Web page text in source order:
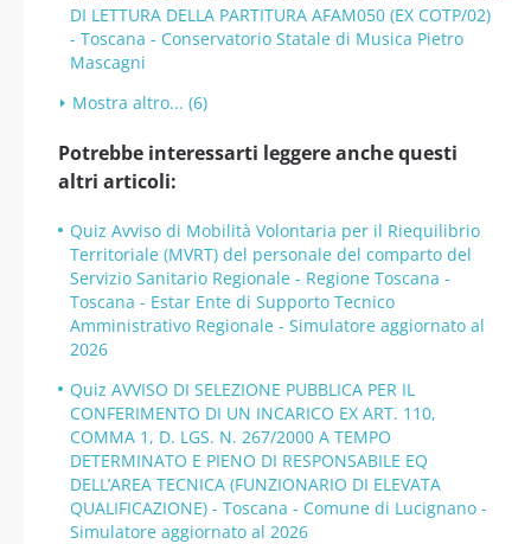
DI LETTURA DELLA PARTITURA AFAM050 (EX COTP/02)
- Toscana - Conservatorio Statale di Musica Pietro
Mascagni
Mostra altro... (6)
Potrebbe interessarti leggere anche questi
altri articoli:
Quiz Avviso di Mobilità Volontaria per il Riequilibrio
Territoriale (MVRT) del personale del comparto del
Servizio Sanitario Regionale - Regione Toscana -
Toscana - Estar Ente di Supporto Tecnico
Amministrativo Regionale - Simulatore aggiornato al
2026
Quiz AVVISO DI SELEZIONE PUBBLICA PER IL
CONFERIMENTO DI UN INCARICO EX ART. 110,
COMMA 1, D. LGS. N. 267/2000 A TEMPO
DETERMINATO E PIENO DI RESPONSABILE EQ
DELL’AREA TECNICA (FUNZIONARIO DI ELEVATA
QUALIFICAZIONE) - Toscana - Comune di Lucignano -
Simulatore aggiornato al 2026